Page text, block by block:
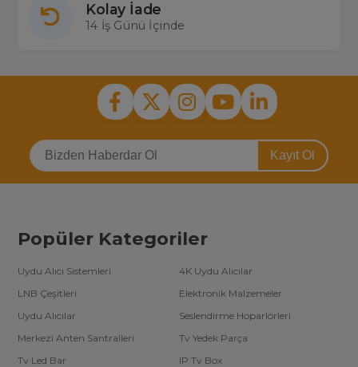
Kolay İade
14 İş Günü İçinde
Kayıt Ol
Popüler Kategoriler
Uydu Alıcı Sistemleri
4K Uydu Alıcılar
LNB Çeşitleri
Elektronik Malzemeler
Uydu Alıcılar
Seslendirme Hoparlörleri
Merkezi Anten Santralleri
Tv Yedek Parça
Tv Led Bar
IP Tv Box